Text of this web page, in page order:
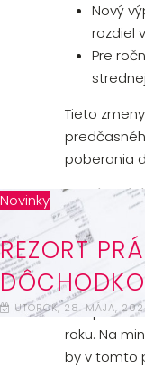
Novinky
REZORT
UTOROK, 28. MÁJA,
Nový
rozdiel
Pre
Tieto
poberania
Vyššia
Rezort
priemernej
Európska
roku. Na
by v tomto